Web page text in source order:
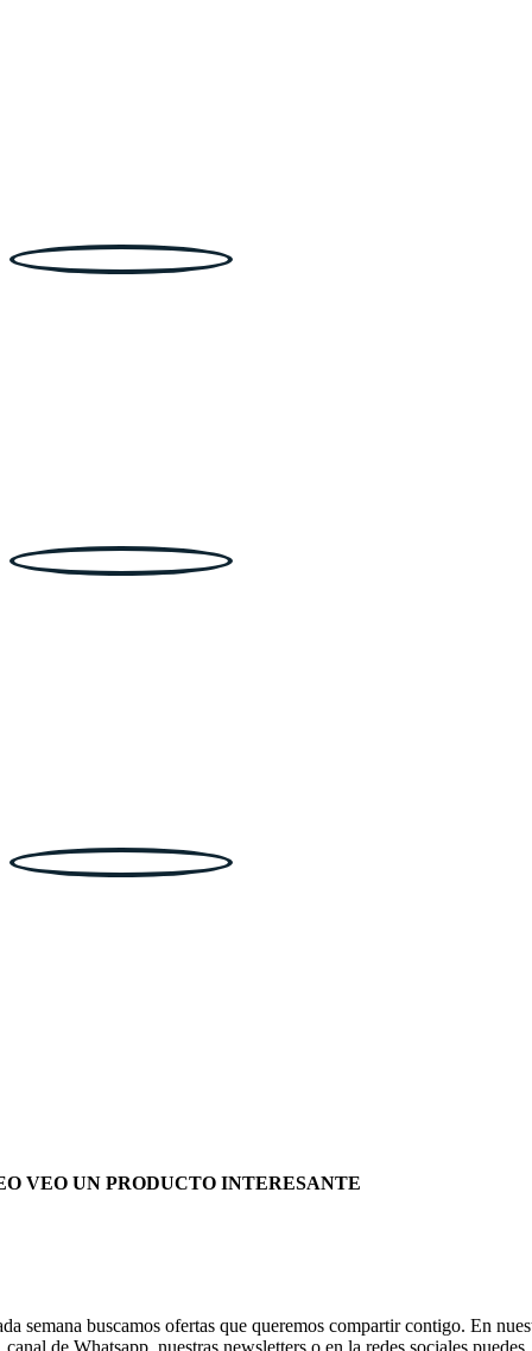
VEO UN PRODUCTO INTERESANTE
semana buscamos ofertas que queremos compartir contigo. En
canal de Whatsapp, nuestras newsletters o en la redes sociales puedes